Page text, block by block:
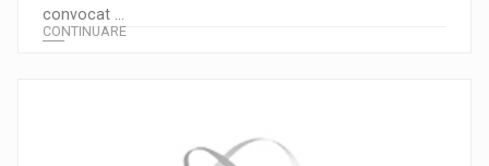
convocat ...
CONTINUARE